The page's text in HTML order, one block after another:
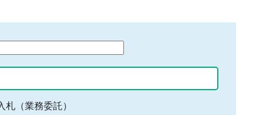
札（業務委託）